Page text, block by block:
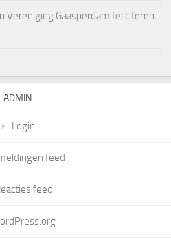
Vereniging Gaasperdam feliciteren
ADMIN
Login
feed
feed